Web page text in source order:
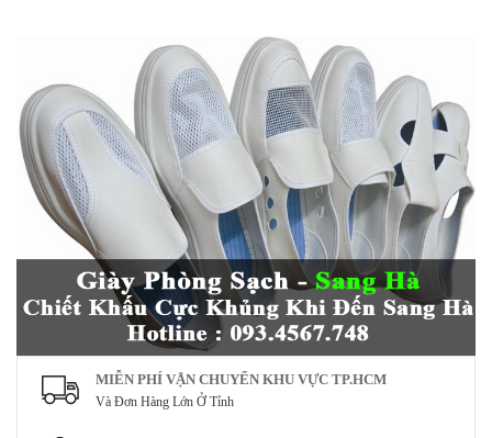
MIỄN PHÍ VẬN CHUYỂN KHU VỰC TP.HCM
Và Đơn Hàng Lớn Ở Tỉnh